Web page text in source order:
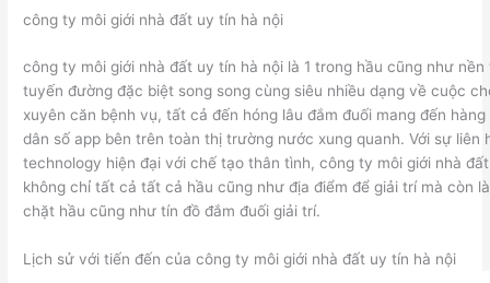
công ty môi giới nhà đất uy tín hà nội
công ty môi giới nhà đất uy tín hà nội là 1 trong hầu cũng như
tuyến đường đặc biệt song song cùng siêu nhiều dạng về cuộc
xuyên căn bệnh vụ, tất cả đến hóng lâu đắm đuối mang đến
dân số app bên trên toàn thị trường nước xung quanh. Với sự liên
technology hiện đại với chế tạo thân tình, công ty môi giới nhà
không chỉ tất cả tất cả hầu cũng như địa điểm để giải trí mà còn
chặt hầu cũng như tín đồ đắm đuối giải trí.
Lịch sử với tiến đến của công ty môi giới nhà đất uy tín hà nội